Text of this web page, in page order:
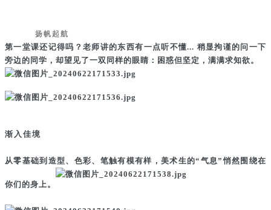
扬帆起航
第一堂课还记得吗？老师讲的东西有一点听不懂... 稍显拘谨的问一下
旁边的同学，却望见了一双同样的眼睛：困惑但坚定，满满求知欲。
渐入佳境
从零基础到造型、色彩、笔触有模有样，美术生的“气息”悄然围绕在
你们的身上。